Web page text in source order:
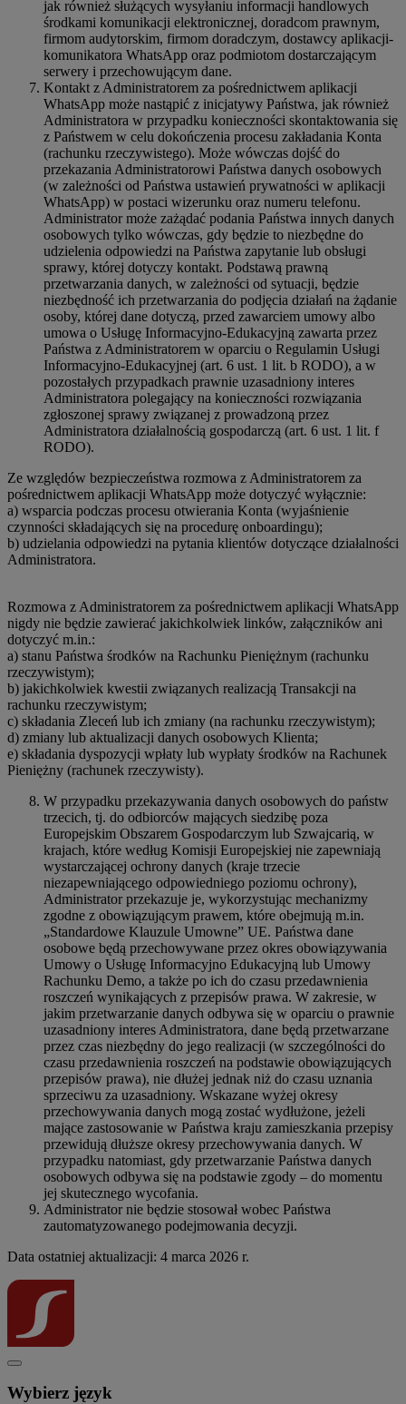
jak również służących wysyłaniu informacji handlowych
środkami komunikacji elektronicznej, doradcom prawnym,
firmom audytorskim, firmom doradczym, dostawcy aplikacji-
komunikatora WhatsApp oraz podmiotom dostarczającym
serwery i przechowującym dane.
Kontakt z Administratorem za pośrednictwem aplikacji
WhatsApp może nastąpić z inicjatywy Państwa, jak również
Administratora w przypadku konieczności skontaktowania się
z Państwem w celu dokończenia procesu zakładania Konta
(rachunku rzeczywistego). Może wówczas dojść do
przekazania Administratorowi Państwa danych osobowych
(w zależności od Państwa ustawień prywatności w aplikacji
WhatsApp) w postaci wizerunku oraz numeru telefonu.
Administrator może zażądać podania Państwa innych danych
osobowych tylko wówczas, gdy będzie to niezbędne do
udzielenia odpowiedzi na Państwa zapytanie lub obsługi
sprawy, której dotyczy kontakt. Podstawą prawną
przetwarzania danych, w zależności od sytuacji, będzie
niezbędność ich przetwarzania do podjęcia działań na żądanie
osoby, której dane dotyczą, przed zawarciem umowy albo
umowa o Usługę Informacyjno-Edukacyjną zawarta przez
Państwa z Administratorem w oparciu o Regulamin Usługi
Informacyjno-Edukacyjnej (art. 6 ust. 1 lit. b RODO), a w
pozostałych przypadkach prawnie uzasadniony interes
Administratora polegający na konieczności rozwiązania
zgłoszonej sprawy związanej z prowadzoną przez
Administratora działalnością gospodarczą (art. 6 ust. 1 lit. f
RODO).
Ze względów bezpieczeństwa rozmowa z Administratorem za
pośrednictwem aplikacji WhatsApp może dotyczyć wyłącznie:
a) wsparcia podczas procesu otwierania Konta (wyjaśnienie
czynności składających się na procedurę onboardingu);
b) udzielania odpowiedzi na pytania klientów dotyczące działalności
Administratora.
Rozmowa z Administratorem za pośrednictwem aplikacji WhatsApp
nigdy nie będzie zawierać jakichkolwiek linków, załączników ani
dotyczyć m.in.:
a) stanu Państwa środków na Rachunku Pieniężnym (rachunku
rzeczywistym);
b) jakichkolwiek kwestii związanych realizacją Transakcji na
rachunku rzeczywistym;
c) składania Zleceń lub ich zmiany (na rachunku rzeczywistym);
d) zmiany lub aktualizacji danych osobowych Klienta;
e) składania dyspozycji wpłaty lub wypłaty środków na Rachunek
Pieniężny (rachunek rzeczywisty).
W przypadku przekazywania danych osobowych do państw
trzecich, tj. do odbiorców mających siedzibę poza
Europejskim Obszarem Gospodarczym lub Szwajcarią, w
krajach, które według Komisji Europejskiej nie zapewniają
wystarczającej ochrony danych (kraje trzecie
niezapewniającego odpowiedniego poziomu ochrony),
Administrator przekazuje je, wykorzystując mechanizmy
zgodne z obowiązującym prawem, które obejmują m.in.
„Standardowe Klauzule Umowne” UE. Państwa dane
osobowe będą przechowywane przez okres obowiązywania
Umowy o Usługę Informacyjno Edukacyjną lub Umowy
Rachunku Demo, a także po ich do czasu przedawnienia
roszczeń wynikających z przepisów prawa. W zakresie, w
jakim przetwarzanie danych odbywa się w oparciu o prawnie
uzasadniony interes Administratora, dane będą przetwarzane
przez czas niezbędny do jego realizacji (w szczególności do
czasu przedawnienia roszczeń na podstawie obowiązujących
przepisów prawa), nie dłużej jednak niż do czasu uznania
sprzeciwu za uzasadniony. Wskazane wyżej okresy
przechowywania danych mogą zostać wydłużone, jeżeli
mające zastosowanie w Państwa kraju zamieszkania przepisy
przewidują dłuższe okresy przechowywania danych. W
przypadku natomiast, gdy przetwarzanie Państwa danych
osobowych odbywa się na podstawie zgody – do momentu
jej skutecznego wycofania.
Administrator nie będzie stosował wobec Państwa
zautomatyzowanego podejmowania decyzji.
Data ostatniej aktualizacji: 4 marca 2026 r.
Wybierz język